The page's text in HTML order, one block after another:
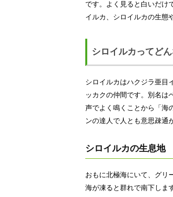
です。よく見ると白いだけ
イルカ、シロイルカの生態
シロイルカってど
シロイルカはハクジラ亜目
ッカクの仲間です。別名は
声でよく鳴くことから「海
ンの達人で人とも意思疎通
シロイルカの生息地
おもに北極海にいて、グリ
海が凍ると群れで南下しま